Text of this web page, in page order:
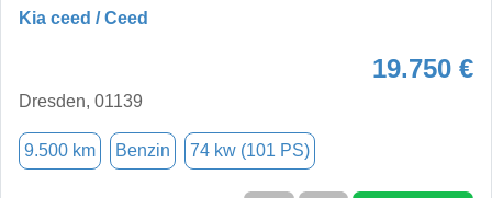
Kia ceed / Ceed
19.750 €
Dresden, 01139
9.500 km Benzin 74 kw (101 PS)